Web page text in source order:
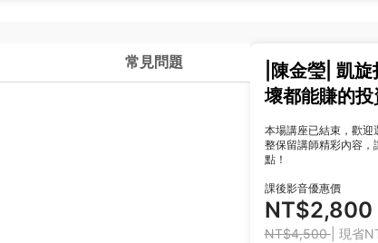
常見問題
|陳金瑩| 凱
壞都能賺的
本場講座已結束，歡迎
整保留講師精彩內容，
點！
課後影音優惠價
NT$2,800
NT$4,500| 現省